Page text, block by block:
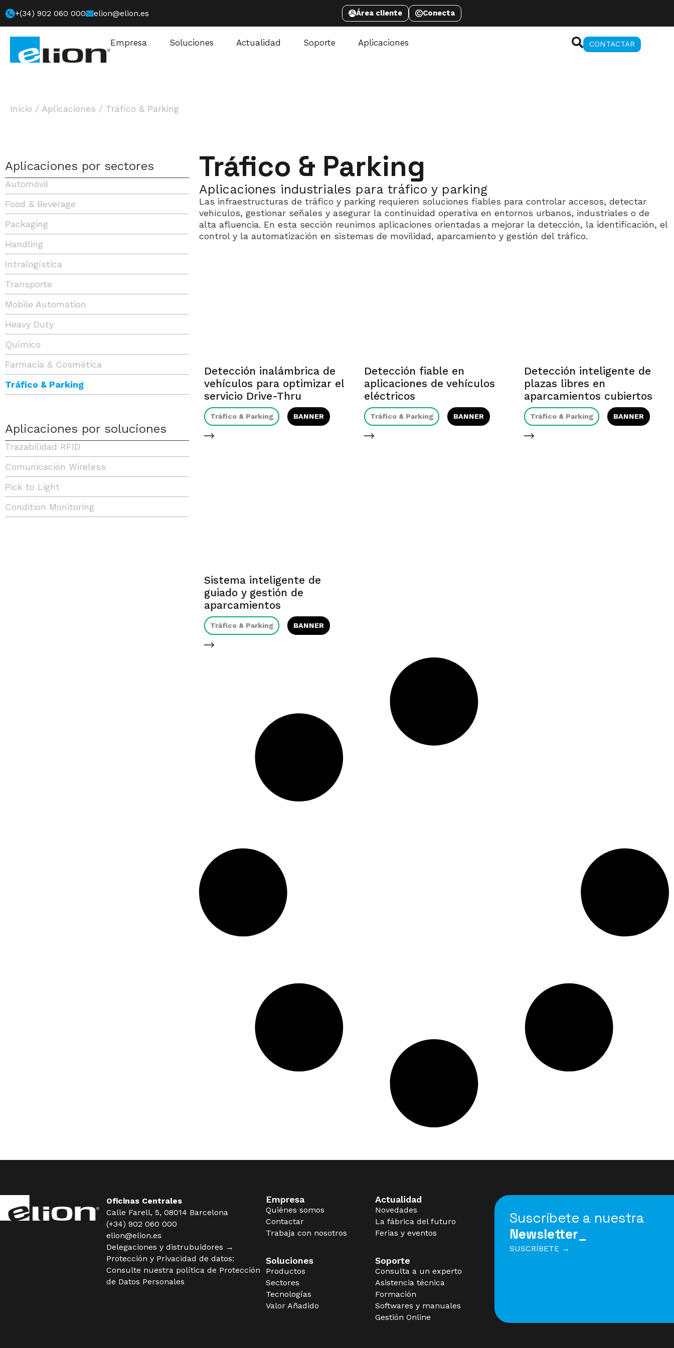
+(34) 902 060 000 elion@elion.es Área cliente Conecta
Empresa Soluciones Actualidad Soporte Aplicaciones CONTACTAR
Inicio / Aplicaciones / Tráfico & Parking
Aplicaciones por sectores
Automóvil
Food & Beverage
Packaging
Handling
Intralogística
Transporte
Mobile Automation
Heavy Duty
Químico
Farmacia & Cosmética
Tráfico & Parking
Aplicaciones por soluciones
Trazabilidad RFID
Comunicación Wireless
Pick to Light
Condition Monitoring
Tráfico & Parking
Aplicaciones industriales para tráfico y parking
Las infraestructuras de tráfico y parking requieren soluciones fiables para controlar accesos, detectar
vehículos, gestionar señales y asegurar la continuidad operativa en entornos urbanos, industriales o de
alta afluencia. En esta sección reunimos aplicaciones orientadas a mejorar la detección, la identificación, el
control y la automatización en sistemas de movilidad, aparcamiento y gestión del tráfico.
Detección inalámbrica de
vehículos para optimizar el
servicio Drive-Thru
Tráfico & Parking BANNER
Detección fiable en
aplicaciones de vehículos
eléctricos
Tráfico & Parking BANNER
Detección inteligente de
plazas libres en
aparcamientos cubiertos
Tráfico & Parking BANNER
Sistema inteligente de
guiado y gestión de
aparcamientos
Tráfico & Parking BANNER
Oficinas Centrales
Calle Farell, 5, 08014 Barcelona
(+34) 902 060 000
elion@elion.es
Delegaciones y distrubuidores →
Protección y Privacidad de datos:
Consulte nuestra política de Protección
de Datos Personales
Empresa
Quiénes somos
Contactar
Trabaja con nosotros
Soluciones
Productos
Sectores
Tecnologías
Valor Añadido
Actualidad
Novedades
La fábrica del futuro
Ferias y eventos
Soporte
Consulta a un experto
Asistencia técnica
Formación
Softwares y manuales
Gestión Online
Suscríbete a nuestra
Newsletter_
SUSCRÍBETE →